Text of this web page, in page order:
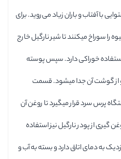
با آفتاب و باران زیاد می‌روید. برای
را سوراخ میکنند تا شیر نارگیل خارج
خوراکی دارد. سپس پوسته
گوشت آن جدا میشود. قسمت
پرس سرد قرار میگیرد تا روغن آن
از پودر نارگیل نیز استفاده
به دمای اتاق دارد و بسته به آب و